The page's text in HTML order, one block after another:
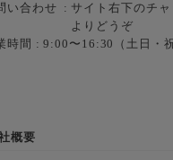
い合わせ
サイト右下のチ
よりどうぞ
時間 : 9:00〜16:30（土日・
概要